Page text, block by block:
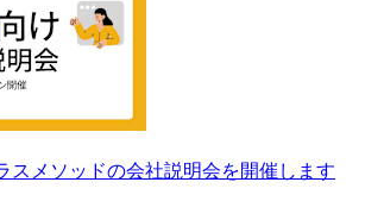
スメソッドの会社説明会を開催します